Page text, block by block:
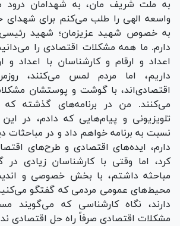
به ملت شریف مان، به شهدامان
واسعه الهی را طلب می‌کنم برای
به خصوص شهید عزیزمان؛ شهید رئیسی
دارم. ما همه مشکلات اقتصادی را
اعداد و ارقام و کارشناسان با اعداد و
داریم، اما مردم لمس می‌کنند،
اقتصادی‌اند، با گوشت و پوستشان
می‌کنند. من در برنامه‌های گذشته که
تلویزیونی و پیام‌هایی که دادم، در
نسبت به برنامه خواهم داد و در مباحثات
دارم، ایده‌های اقتصادی و طرح‌های
کرد، اما وقتی با کارشناسان زیادی
مباحثه داشتم، با بخش خصوصی و
محیط‌های عمومی مردمی که گفتگو
دارند، نگاه کارشناسی که می‌گویند
مشکلات اقتصادی صرفاً راه حل اقتصادی